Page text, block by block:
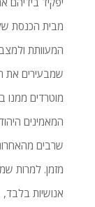
מבית הכנסת
המעוותת
שמבעירים את
מוטרדים ממנו
המאמינים
שרבים
מזמן. למרות
אנושיות